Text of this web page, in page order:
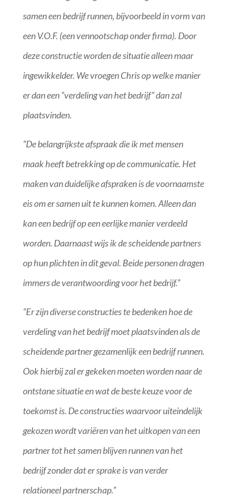
samen een bedrijf runnen, bijvoorbeeld in vorm van
een V.O.F. (een vennootschap onder firma). Door
deze constructie worden de situatie alleen maar
ingewikkelder. We vroegen Chris op welke manier
er dan een “verdeling van het bedrijf” dan zal
plaatsvinden.
“De belangrijkste afspraak die ik met mensen
maak heeft betrekking op de communicatie. Het
maken van duidelijke afspraken is de voornaamste
eis om er samen uit te kunnen komen. Alleen dan
kan een bedrijf op een eerlijke manier verdeeld
worden. Daarnaast wijs ik de scheidende partners
op hun plichten in dit geval. Beide personen dragen
immers de verantwoording voor het bedrijf.”
“Er zijn diverse constructies te bedenken hoe de
verdeling van het bedrijf moet plaatsvinden als de
scheidende partner gezamenlijk een bedrijf runnen.
Ook hierbij zal er gekeken moeten worden naar de
ontstane situatie en wat de beste keuze voor de
toekomst is. De constructies waarvoor uiteindelijk
gekozen wordt variëren van het uitkopen van een
partner tot het samen blijven runnen van het
bedrijf zonder dat er sprake is van verder
relationeel partnerschap.”